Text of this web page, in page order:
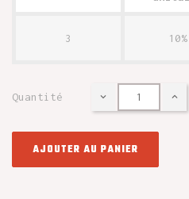
3 10%
Quantité
AJOUTER AU PANIER